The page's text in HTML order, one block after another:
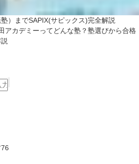
）までSAPIX(サピックス)完全解説
アカデミーってどんな塾？塾選びから合格
76